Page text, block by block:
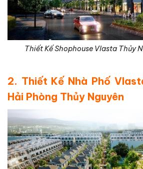
Thiết Kế Shophouse Vlasta Thủy
2. Thiết Kế Nhà Phố
Hải Phòng Thủy Nguyên